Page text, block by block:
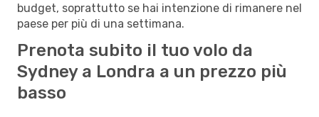
budget, soprattutto se hai intenzione di rimanere nel
paese per più di una settimana.
Prenota subito il tuo volo da
Sydney a Londra a un prezzo più
basso